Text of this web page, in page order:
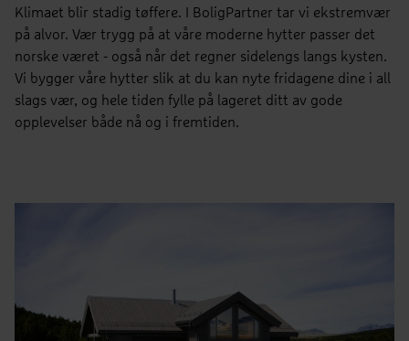
Sailors Nest
Klimaet blir stadig tøffere. I BoligPartner tar vi ekstremvær
på alvor. Vær trygg på at våre moderne hytter passer det
norske været - også når det regner sidelengs langs kysten.
Vi bygger våre hytter slik at du kan nyte fridagene dine i all
slags vær, og hele tiden fylle på lageret ditt av gode
opplevelser både nå og i fremtiden.